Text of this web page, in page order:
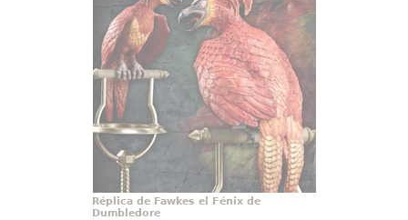
Un icono del mundo mágico
convertido en pieza de
exposición: la réplica oficial de
Fawkes, el Fénix de Dumbledore,
aporta a cualquier colección de
Harry Potter un toque solemne y
espectacular,
Réplica de Fawkes el Fénix de
Dumbledore